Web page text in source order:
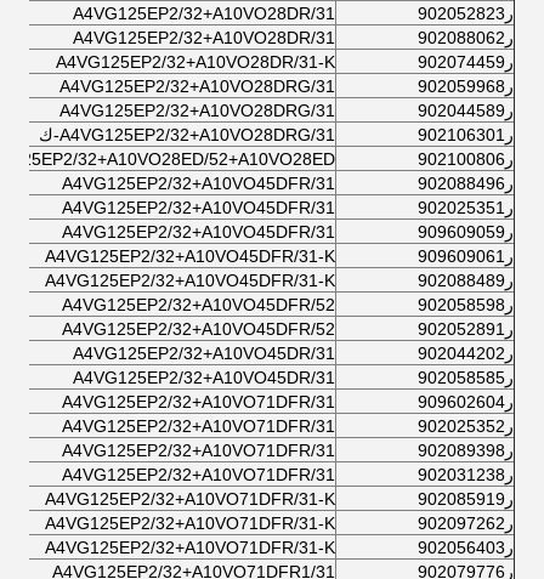
ر902052823
A4VG125EP2/32+A10VO28DR/31
ر902088062
A4VG125EP2/32+A10VO28DR/31
ر902074459
A4VG125EP2/32+A10VO28DR/31-K
ر902059968
A4VG125EP2/32+A10VO28DRG/31
ر902044589
A4VG125EP2/32+A10VO28DRG/31
ر902106301
A4VG125EP2/32+A10VO28DRG/31-ك
ر902100806
32+A10VO28ED/52+A10VO28ED
ر902088496
A4VG125EP2/32+A10VO45DFR/31
ر902025351
A4VG125EP2/32+A10VO45DFR/31
ر909609059
A4VG125EP2/32+A10VO45DFR/31
ر909609061
A4VG125EP2/32+A10VO45DFR/31-K
ر902088489
A4VG125EP2/32+A10VO45DFR/31-K
ر902058598
A4VG125EP2/32+A10VO45DFR/52
ر902052891
A4VG125EP2/32+A10VO45DFR/52
ر902044202
A4VG125EP2/32+A10VO45DR/31
ر902058585
A4VG125EP2/32+A10VO45DR/31
ر909602604
A4VG125EP2/32+A10VO71DFR/31
ر902025352
A4VG125EP2/32+A10VO71DFR/31
ر902089398
A4VG125EP2/32+A10VO71DFR/31
ر902031238
A4VG125EP2/32+A10VO71DFR/31
ر902085919
A4VG125EP2/32+A10VO71DFR/31-K
ر902097262
A4VG125EP2/32+A10VO71DFR/31-K
ر902056403
A4VG125EP2/32+A10VO71DFR/31-K
ر902079776
A4VG125EP2/32+A10VO71DFR1/31